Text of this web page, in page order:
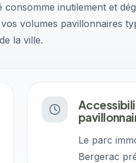
consomme inutilement et
volumes pavillonnaires
la ville.
Le parc
Bergerac